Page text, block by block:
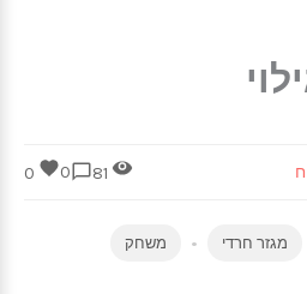
ח 0
מגזר חרדי משחק